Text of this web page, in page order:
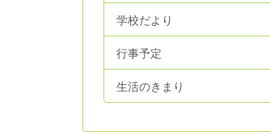
学校だより
行事予定
生活のきまり